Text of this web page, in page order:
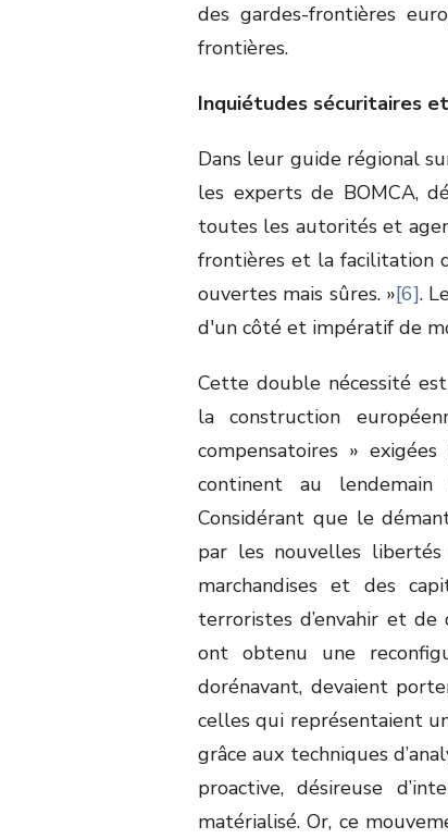
des gardes-frontières
frontières.
Inquiétudes sécuritaires
Dans leur guide régional
les experts de BOMCA,
toutes les autorités et
frontières et la facilitation
ouvertes mais sûres. »[6].
d'un côté et impératif de
Cette double nécessité
la construction
compensatoires »
continent au
Considérant que le
par les nouvelles libertés
marchandises et des
terroristes d’envahir et
ont obtenu une
dorénavant, devaient
celles qui représentaient
grâce aux techniques
proactive, désireuse
matérialisé. Or, ce